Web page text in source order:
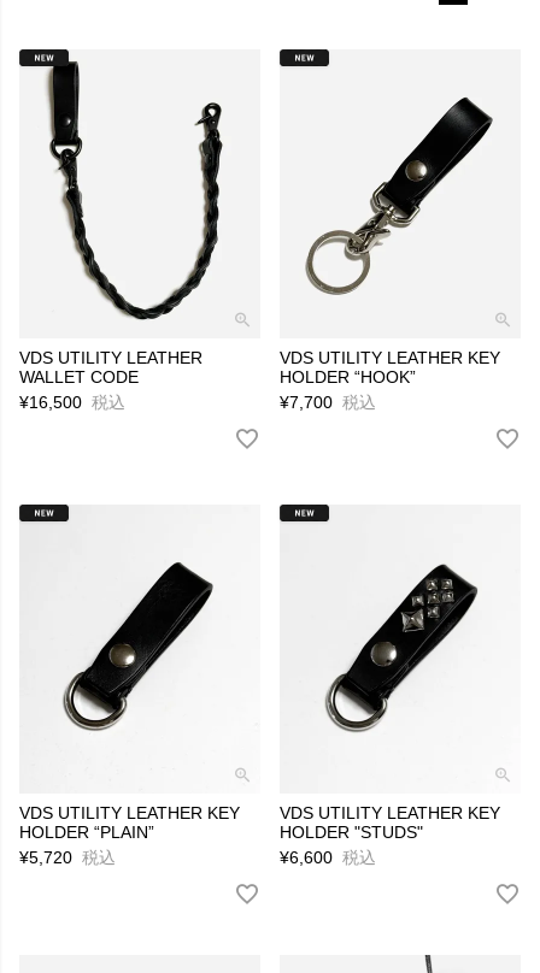
VDS UTILITY LEATHER
WALLET CODE
¥16,500 税込
VDS UTILITY LEATHER KEY
HOLDER “HOOK”
¥7,700 税込
VDS UTILITY LEATHER KEY
HOLDER “PLAIN”
¥5,720 税込
VDS UTILITY LEATHER KEY
HOLDER "STUDS"
¥6,600 税込